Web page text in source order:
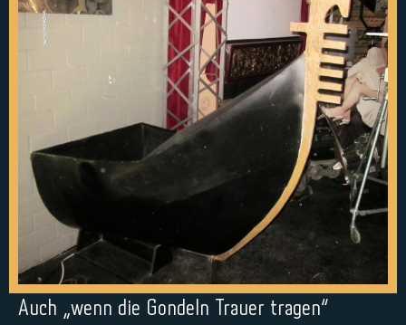
Auch „wenn die Gondeln Trauer tragen“